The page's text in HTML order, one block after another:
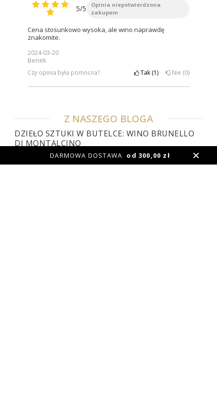
DARMOWA DOSTAWA od 300,00 zł
5/5
Opinia niepotwierdzona
zakupem
Cena stosunkowo wysoka, ale wino naprawdę
znakomite.
2024-03-20
Benek
Czy opinia była pomocna? Tak 1 Nie 0
Z NASZEGO BLOGA
DZIEŁO SZTUKI W BUTELCE: WINO BRUNELLO
DI MONTALCINO